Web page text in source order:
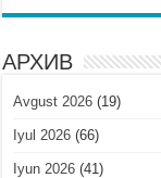
АРХИВ
Avgust 2026 (19)
Iyul 2026 (66)
Iyun 2026 (41)